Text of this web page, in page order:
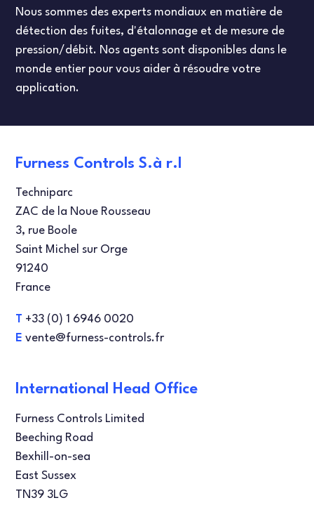
ELÉMENTS DE DÉBIT
SPANISH
Nous sommes des experts mondiaux en matière de
détection des fuites, d'étalonnage et de mesure de
pression/débit. Nos agents sont disponibles dans le
monde entier pour vous aider à résoudre votre
application.
Furness Controls S.à r.l
Techniparc
ZAC de la Noue Rousseau
3, rue Boole
Saint Michel sur Orge
91240
France
T +33 (0) 1 6946 0020
E vente@furness-controls.fr
International Head Office
Furness Controls Limited
Beeching Road
Bexhill-on-sea
East Sussex
TN39 3LG